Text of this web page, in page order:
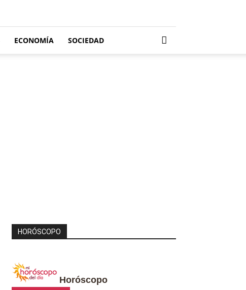
ECONOMÍA SOCIEDAD
HORÓSCOPO
Horóscopo